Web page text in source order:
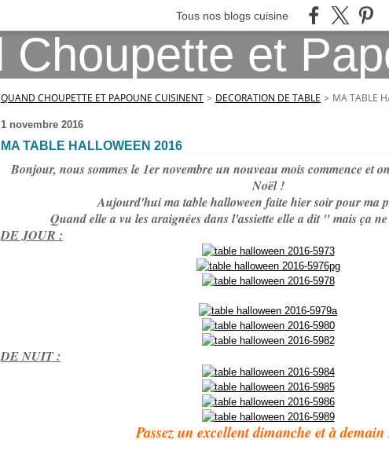
Tous nos blogs cuisine
QUAND CHOUPETTE ET PAPOUNE CUISINENT > DECORATION DE TABLE > MA TABLE
1 novembre 2016
MA TABLE HALLOWEEN 2016
Bonjour, nous sommes le 1er novembre un nouveau mois commence et
Noël !
Aujourd'hui ma table halloween faite hier soir pour ma
Quand elle a vu les araignées dans l'assiette elle a dit " mais ça
DE JOUR :
DE NUIT :
Passez un excellent dimanche et à demain